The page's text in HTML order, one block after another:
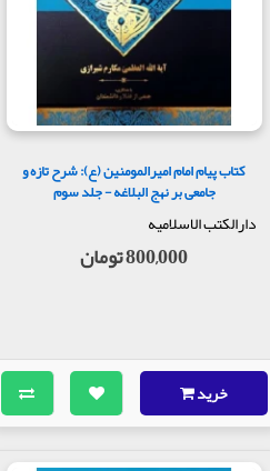
کتاب پیام امام امیرالمومنین (ع): شرح تازه و
جامعی بر نهج البلاغه - جلد سوم
دارالکتب الاسلامیه
800,000 تومان
خرید